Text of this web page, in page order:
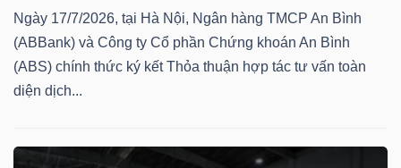
Ngày 17/7/2026, tại Hà Nội, Ngân hàng TMCP An Bình
(ABBank) và Công ty Cổ phần Chứng khoán An Bình
(ABS) chính thức ký kết Thỏa thuận hợp tác tư vấn toàn
diện dịch...
cáo
phân
tích
(-)
Thuật